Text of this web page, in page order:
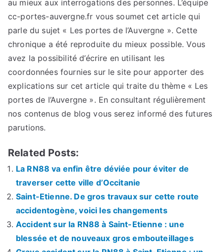
au mieux aux interrogations des personnes. L’équipe
cc-portes-auvergne.fr vous soumet cet article qui
parle du sujet « Les portes de l’Auvergne ». Cette
chronique a été reproduite du mieux possible. Vous
avez la possibilité d’écrire en utilisant les
coordonnées fournies sur le site pour apporter des
explications sur cet article qui traite du thème « Les
portes de l’Auvergne ». En consultant régulièrement
nos contenus de blog vous serez informé des futures
parutions.
Related Posts:
La RN88 va enfin être déviée pour éviter de
traverser cette ville d’Occitanie
Saint-Etienne. De gros travaux sur cette route
accidentogène, voici les changements
Accident sur la RN88 à Saint-Etienne : une
blessée et de nouveaux gros embouteillages